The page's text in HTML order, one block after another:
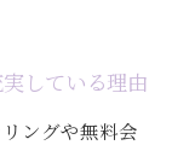
している理由
ングや無料会